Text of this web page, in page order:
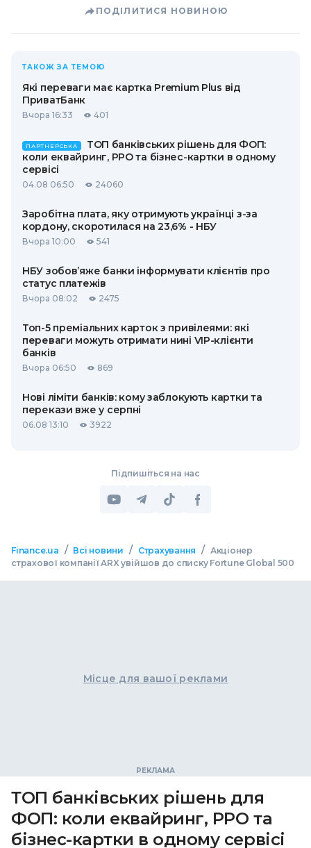
ПОДІЛИТИСЯ НОВИНОЮ
ТАКОЖ ЗА ТЕМОЮ
Які переваги має картка Premium Plus від
ПриватБанк
Вчора 16:33 401
ПАРТНЕРСЬКА
ТОП банківських рішень для ФОП:
коли еквайринг, РРО та бізнес-картки в одному
сервісі
04.08 06:50 24060
Заробітна плата, яку отримують українці з-за
кордону, скоротилася на 23,6% - НБУ
Вчора 10:00 541
НБУ зобов’яже банки інформувати клієнтів про
статус платежів
Вчора 08:02 2475
Топ-5 преміальних карток з привілеями: які
переваги можуть отримати нині VIP-клієнти
банків
Вчора 06:50 869
Нові ліміти банків: кому заблокують картки та
перекази вже у серпні
06.08 13:10 3922
Підпишіться на нас
Finance.ua / Всі новини / Страхування / Акціонер
страхової компанії ARX увійшов до списку Fortune Global 500
Місце для вашої реклами
ТОП банківських рішень для
ФОП: коли еквайринг, РРО та
бізнес-картки в одному сервісі